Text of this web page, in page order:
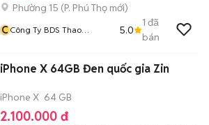
Phường 15 (P. Phú Thọ mới)
CCông Ty BDS Thao
5.0
1 đã
bán
iPhone X 64GB Đen quốc gia Zin
iPhone X 64 GB
2.100.000 đ